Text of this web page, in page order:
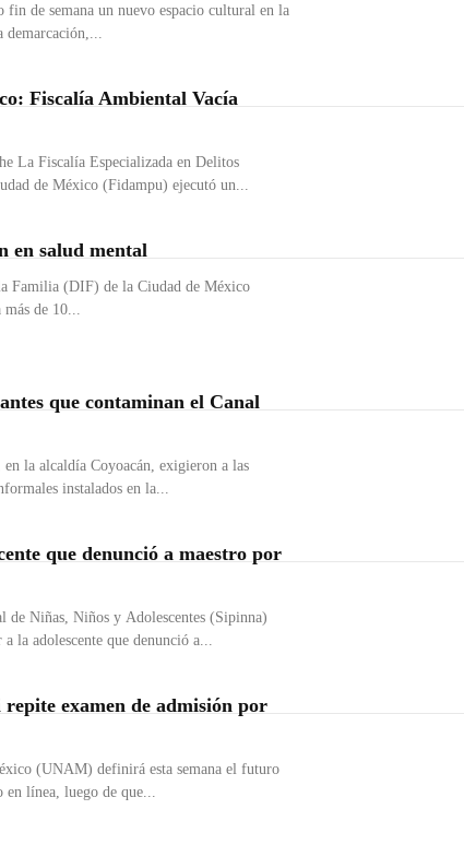
de semana un nuevo espacio cultural en la
Fiscalía Ambiental Vacía
La Fiscalía Especializada en Delitos
de México (Fidampu) ejecutó un...
en salud mental
Familia (DIF) de la Ciudad de México
de 10...
que contaminan el Canal
en la alcaldía Coyoacán, exigieron a las
instalados en la...
que denunció a maestro por
de Niñas, Niños y Adolescentes (Sipinna)
la adolescente que denunció a...
examen de admisión por
(UNAM) definirá esta semana el futuro
en línea, luego de que...